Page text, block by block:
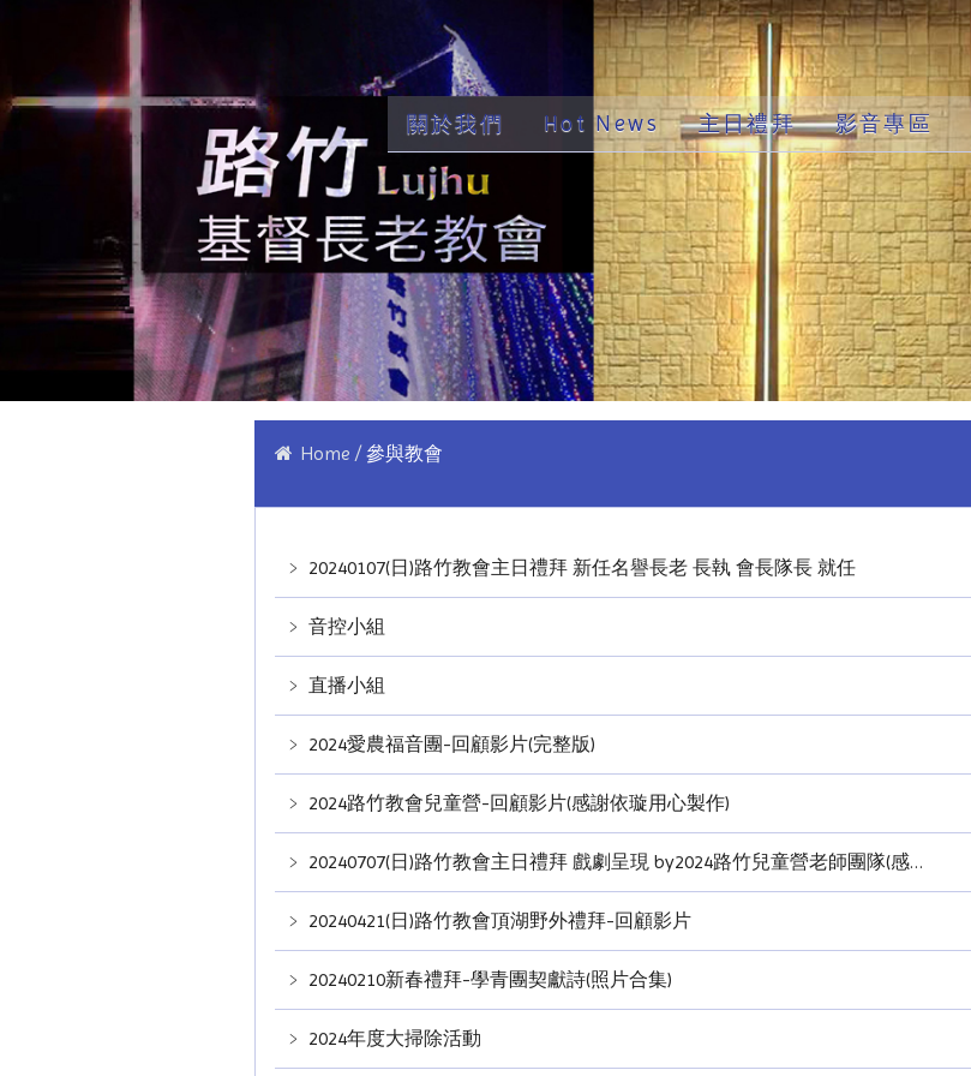
關於我們 Hot News 主日禮拜 影音專區
Home 參與教會
﹥ 20240107(日)路竹教會主日禮拜 新任名譽長老 長執 會長隊長 就任
﹥ 音控小組
﹥ 直播小組
﹥ 2024愛農福音團-回顧影片(完整版)
﹥ 2024路竹教會兒童營-回顧影片(感謝依璇用心製作)
﹥ 20240707(日)路竹教會主日禮拜 戲劇呈現 by2024路竹兒童營老師團隊(感謝同工用心錄製製作)
﹥ 20240421(日)路竹教會頂湖野外禮拜-回顧影片
﹥ 20240210新春禮拜-學青團契獻詩(照片合集)
﹥ 2024年度大掃除活動